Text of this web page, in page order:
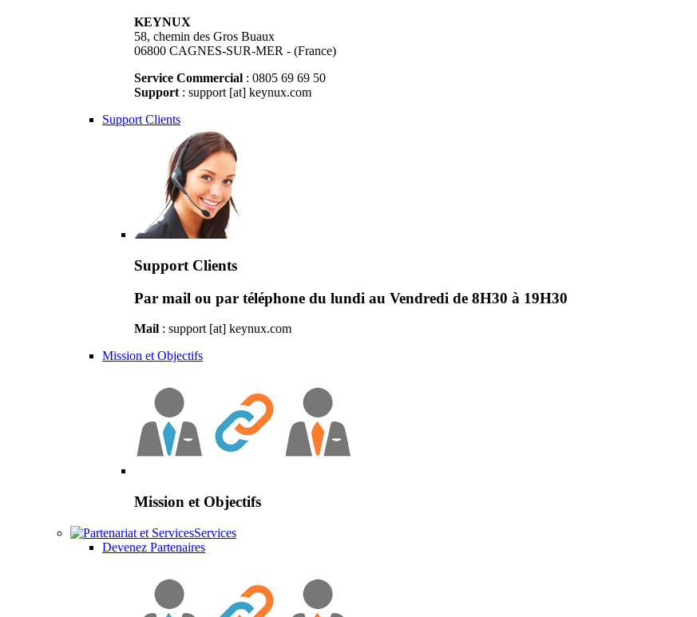
KEYNUX
58, chemin des Gros Buaux
06800 CAGNES-SUR-MER - (France)
Service Commercial : 0805 69 69 50
Support : support [at] keynux.com
Support Clients
Support Clients
Par mail ou par téléphone du lundi au Vendredi de 8H30 à 19H30
Mail : support [at] keynux.com
Mission et Objectifs
Mission et Objectifs
Services
Devenez Partenaires